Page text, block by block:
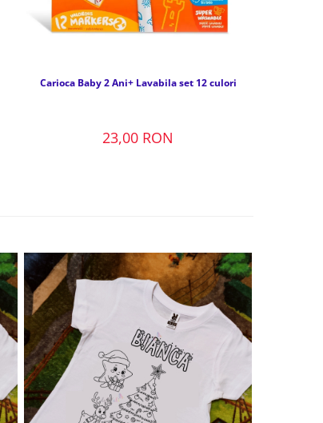
Carioca Baby 2 Ani+ Lavabila set 12 culori
23,00 RON